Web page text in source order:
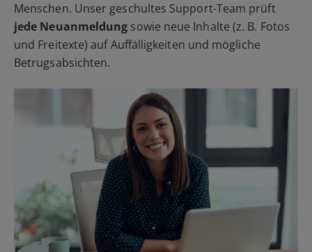
Menschen. Unser geschultes Support-Team prüft
jede Neuanmeldung sowie neue Inhalte (z. B. Fotos
und Freitexte) auf Auffälligkeiten und mögliche
Betrugsabsichten.